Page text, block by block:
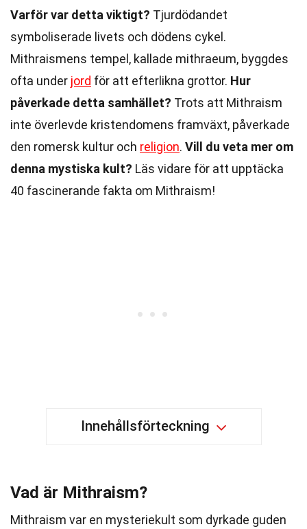
Varför var detta viktigt? Tjurdödandet
symboliserade livets och dödens cykel.
Mithraismens tempel, kallade mithraeum, byggdes
ofta under jord för att efterlikna grottor. Hur
påverkade detta samhället? Trots att Mithraism
inte överlevde kristendomens framväxt, påverkade
den romersk kultur och religion. Vill du veta mer om
denna mystiska kult? Läs vidare för att upptäcka
40 fascinerande fakta om Mithraism!
Innehållsförteckning
Vad är Mithraism?
Mithraism var en mysteriekult som dyrkade guden